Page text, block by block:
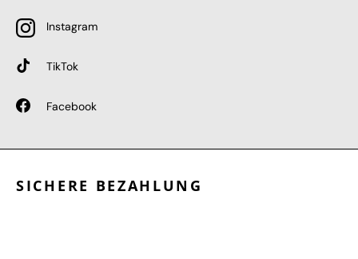
Instagram
TikTok
Facebook
SICHERE BEZAHLUNG